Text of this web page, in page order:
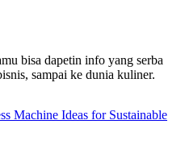
bisa dapetin info yang serba
sampai ke dunia kuliner.
Machine Ideas for Sustainable